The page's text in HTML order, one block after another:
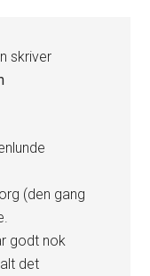
skriver
(den gang
godt nok
det